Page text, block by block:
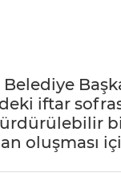
iftar
oluşması